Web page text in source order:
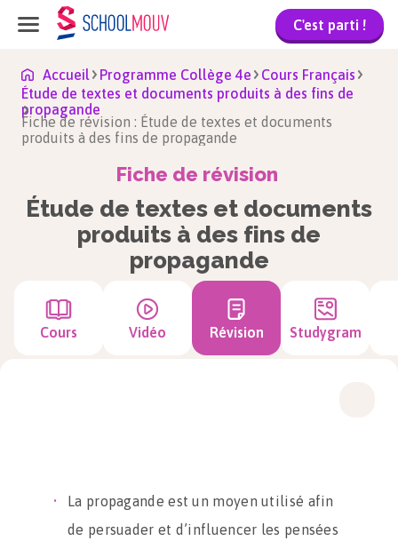
C'est parti !
Accueil Programme Collège 4e
Cours Français
Étude de textes et documents produits à des fins de
propagande
Fiche de révision : Étude de textes et documents
produits à des fins de propagande
Fiche de révision
Étude de textes et documents
produits à des fins de
propagande
Cours Vidéo Révision Studygram
La propagande est un moyen utilisé afin
de persuader et d’influencer les pensées